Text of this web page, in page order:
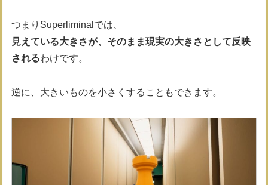
つまりSuperliminalでは、
見えている大きさが、そのまま現実の大きさとして反映
されるわけです。
逆に、大きいものを小さくすることもできます。